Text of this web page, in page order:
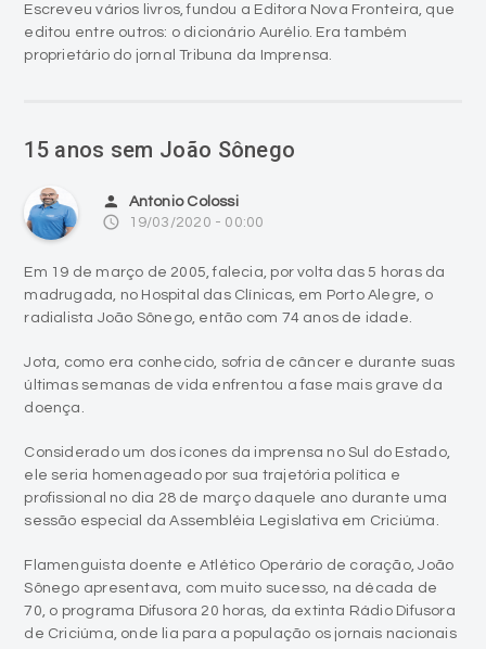
access_time 19/03/2020 - 00:00
Em 19 de março de 2005, falecia, por volta das 5 horas da
madrugada, no Hospital das Clínicas, em Porto Alegre, o
Jota, como era conhecido, sofria de câncer e durante suas
últimas semanas de vida enfrentou a fase mais grave da
Considerado um dos ícones da imprensa no Sul do Estado,
ele seria homenageado por sua trajetória política e
sessão especial da Assembléia Legislativa em Criciúma.
Flamenguista doente e Atlético Operário de coração, João
Sônego apresentava, com muito sucesso, na década de
de Criciúma, onde lia para a população os jornais nacionais
e apresentou durante certo período o programa Ponto por
Ponto, na TV Eldorado. Foram 50 anos dedicados ao Rádio.